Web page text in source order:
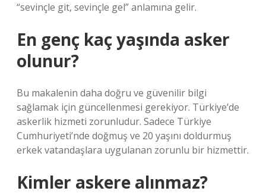
“sevinçle git, sevinçle gel” anlamına gelir.
En genç kaç yaşında asker
olunur?
Bu makalenin daha doğru ve güvenilir bilgi
sağlamak için güncellenmesi gerekiyor. Türkiye’de
askerlik hizmeti zorunludur. Sadece Türkiye
Cumhuriyeti’nde doğmuş ve 20 yaşını doldurmuş
erkek vatandaşlara uygulanan zorunlu bir hizmettir.
Kimler askere alınmaz?